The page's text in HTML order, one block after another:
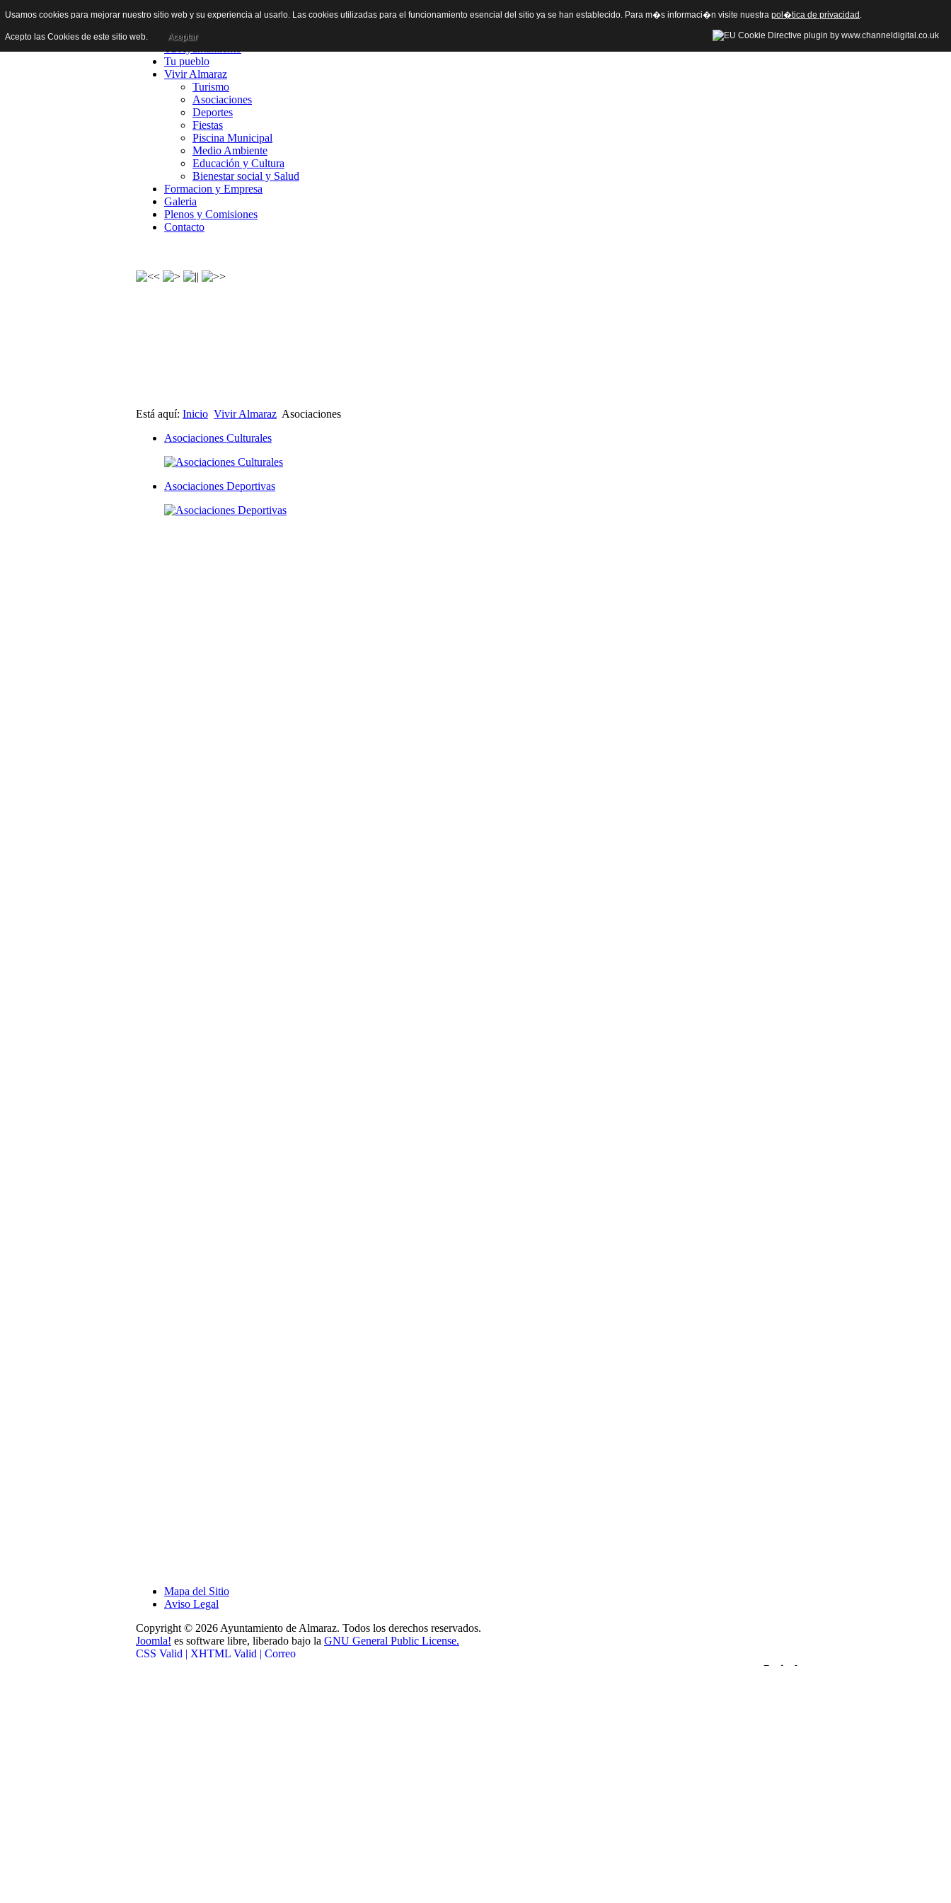
Inicio
Tu pueblo
Vivir Almaraz
Turismo
Asociaciones
Deportes
Fiestas
Piscina Municipal
Medio Ambiente
Educación y Cultura
Bienestar social y Salud
Formacion y Empresa
Galeria
Plenos y Comisiones
Contacto
Periurbano
Está aquí: Inicio Vivir Almaraz Asociaciones
Asociaciones Culturales
Asociaciones Deportivas
Mapa del Sitio
Aviso Legal
Copyright © 2026 Ayuntamiento de Almaraz. Todos los derechos reservados.
Joomla! es software libre, liberado bajo la GNU General Public License.
CSS Valid | XHTML Valid | Correo
Usamos cookies para mejorar nuestro sitio web y su experiencia al usarlo. Las cookies utilizadas para el funcionamiento esencial del sitio ya se han establecido. Para m�s informaci�n visite nuestra pol�tica de privacidad .
Acepto las Cookies de este sitio web. Aceptar